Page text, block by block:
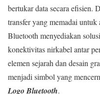
bertukar data secara efisien.
transfer yang memadai
Bluetooth menyediakan
konektivitas nirkabel antar
elemen sejarah dan desain
menjadi simbol yang
Logo Bluetooth.